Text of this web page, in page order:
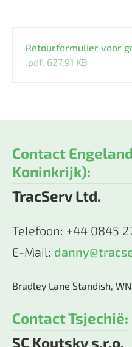
Retourformulier voor
.pdf, 627,91 KB
Contact
Koninkrijk):
TracServ Ltd.
Telefoon: +44 0845
E-Mail:
Bradley Lane Standish,
Contact Tsjechië:
SC Koutsky s.r.o.